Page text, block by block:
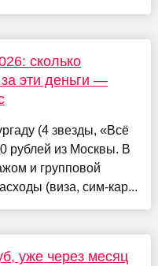
сколько
эти деньги —
(4 звезды, «Всё
рублей из Москвы. В
и групповой
(виза, сим-кар...
уже через месяц